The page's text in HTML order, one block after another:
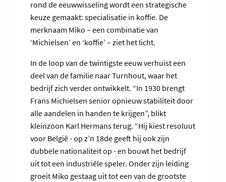
rond de eeuwwisseling wordt een strategische
keuze gemaakt: specialisatie in koffie. De
merknaam Miko – een combinatie van
‘Michielsen’ en ‘koffie’ – ziet het licht.
In de loop van de twintigste eeuw verhuist een
deel van de familie naar Turnhout, waar het
bedrijf zich verder ontwikkelt. “In 1930 brengt
Frans Michielsen senior opnieuw stabiliteit door
alle aandelen in handen te krijgen”, blikt
kleinzoon Karl Hermans terug. “Hij kiest resoluut
voor België - op z’n 18de geeft hij ook zijn
dubbele nationaliteit op - en bouwt het bedrijf
uit tot een industriële speler. Onder zijn leiding
groeit Miko gestaag uit tot een van de grootste